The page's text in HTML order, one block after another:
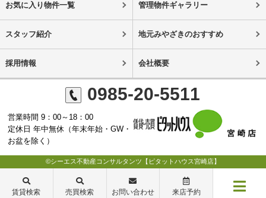
お気に入り物件一覧 管理物件ギャラリー
スタッフ紹介 地元みやざきのおすすめ
採用情報 会社概要
0985-20-5511
営業時間 9：00～18：00
定休日 年中無休（年末年始・GW・
お盆を除く）
©シーエス不動産コンサルタンツ【ピタットハウス宮崎店】
賃貸検索 売買検索 お問い合わせ 来店予約